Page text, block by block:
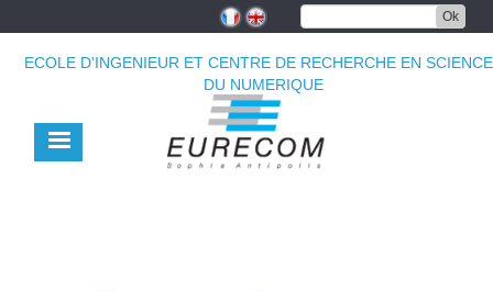
principal
Ok
ECOLE D'INGENIEUR ET CENTRE DE RECHERCHE EN
DU NUMERIQUE